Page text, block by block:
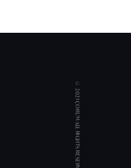
© 2021 CORUM ALL RIGHTS RESERVED.